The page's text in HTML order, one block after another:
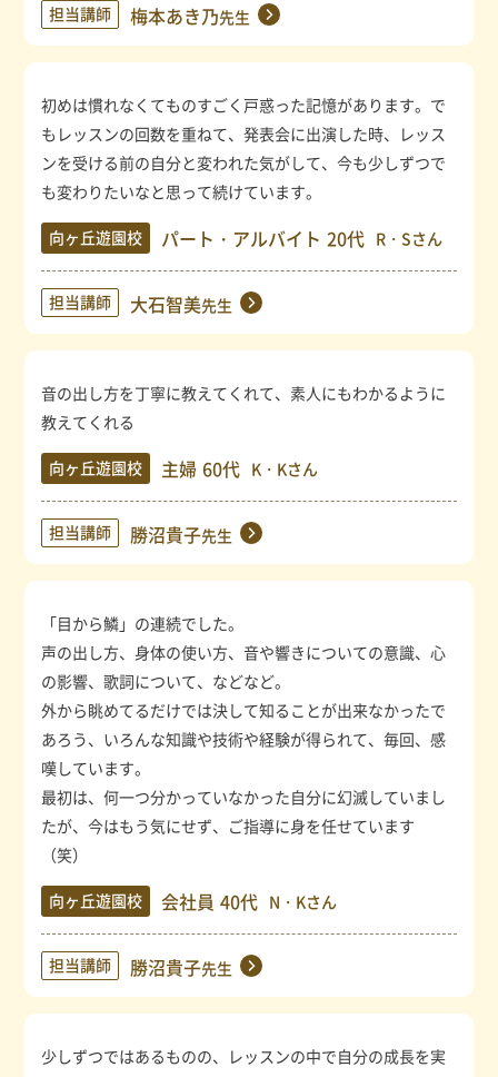
担当講師 梅本あき乃先生
初めは慣れなくてものすごく戸惑った記憶があります。で
もレッスンの回数を重ねて、発表会に出演した時、レッス
ンを受ける前の自分と変われた気がして、今も少しずつで
も変わりたいなと思って続けています。
向ヶ丘遊園校 パート・アルバイト 20代 R・Sさん
担当講師 大石智美先生
音の出し方を丁寧に教えてくれて、素人にもわかるように
教えてくれる
向ヶ丘遊園校 主婦 60代 K・Kさん
担当講師 勝沼貴子先生
「目から鱗」の連続でした。
声の出し方、身体の使い方、音や響きについての意識、心
の影響、歌詞について、などなど。
外から眺めてるだけでは決して知ることが出来なかったで
あろう、いろんな知識や技術や経験が得られて、毎回、感
嘆しています。
最初は、何一つ分かっていなかった自分に幻滅していまし
たが、今はもう気にせず、ご指導に身を任せています
（笑）
向ヶ丘遊園校 会社員 40代 N・Kさん
担当講師 勝沼貴子先生
少しずつではあるものの、レッスンの中で自分の成長を実